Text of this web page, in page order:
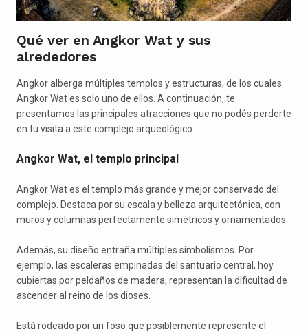
Qué ver en Angkor Wat y sus
alrededores
Angkor alberga múltiples templos y estructuras, de los cuales
Angkor Wat es solo uno de ellos. A continuación, te
presentamos las principales atracciones que no podés perderte
en tu visita a este complejo arqueológico.
Angkor Wat, el templo principal
Angkor Wat es el templo más grande y mejor conservado del
complejo. Destaca por su escala y belleza arquitectónica, con
muros y columnas perfectamente simétricos y ornamentados.
Además, su diseño entraña múltiples simbolismos. Por
ejemplo, las escaleras empinadas del santuario central, hoy
cubiertas por peldaños de madera, representan la dificultad de
ascender al reino de los dioses.
Está rodeado por un foso que posiblemente represente el